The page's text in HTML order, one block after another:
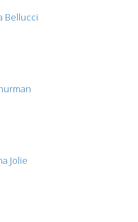
Bellucci
Jolie